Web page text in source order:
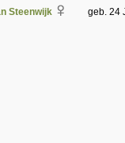
Steenwijk geb. 24